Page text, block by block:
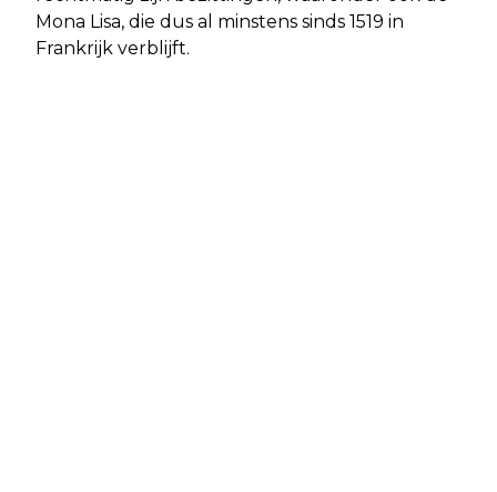
Mona Lisa, die dus al minstens sinds 1519 in
Frankrijk verblijft.